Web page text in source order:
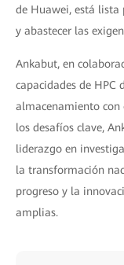
de Huawei, está lista
y abastecer las
Ankabut, en
capacidades de HPC
almacenamiento con
los desafíos clave,
liderazgo en
la transformación
progreso y la
amplias.